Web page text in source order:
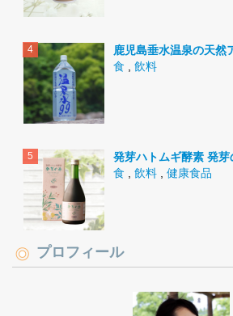
鹿児島垂水温泉の天然
食 , 飲料
発芽ハトムギ酵素 発芽
食 , 飲料 , 健康食品
プロフィール